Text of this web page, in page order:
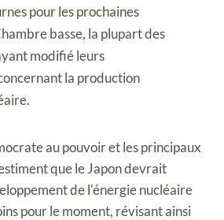
pour les prochaines
basse, la plupart des
modifié leurs
la production
au pouvoir et les principaux
que le Japon devrait
de l'énergie nucléaire
pour le moment, révisant ainsi